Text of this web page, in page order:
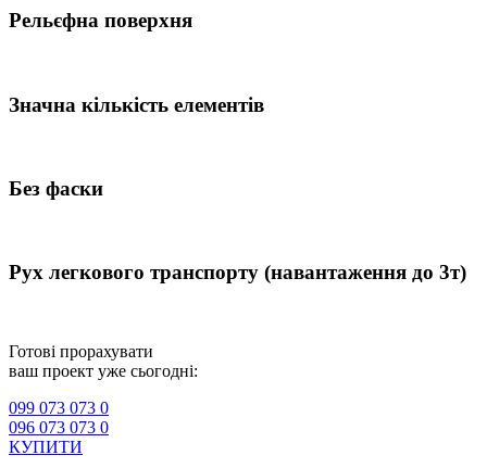
Рельєфна поверхня
Значна кількість елементів
Без фаски
Рух легкового транспорту (навантаження до 3т)
Готові прорахувати
ваш проект уже сьогодні:
099 073 073 0
096 073 073 0
КУПИТИ